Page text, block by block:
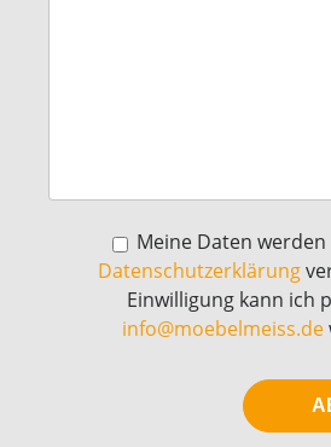
Meine Daten
Datenschutzerklärung
Einwilligung kann ich
info@moebelmeiss.de